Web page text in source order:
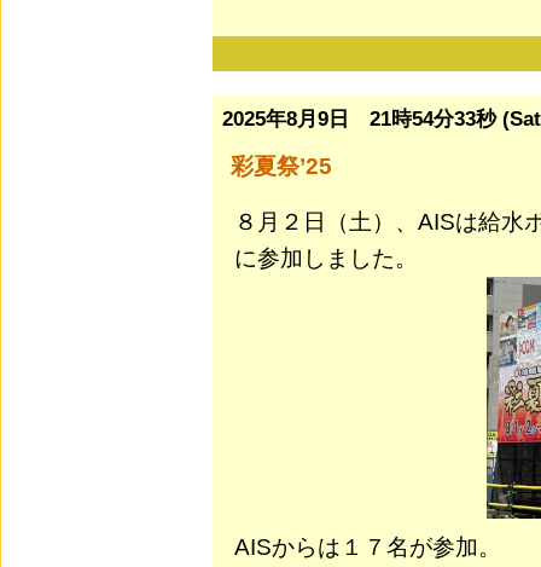
2025年8月9日 21時54分33秒
彩夏祭’25
８月２日（土）、AISは給水
に参加しました。
AISからは１７名が参加。